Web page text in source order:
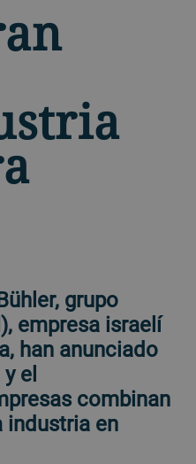
grupo
empresa israelí
han anunciado
el
combinan
industria en